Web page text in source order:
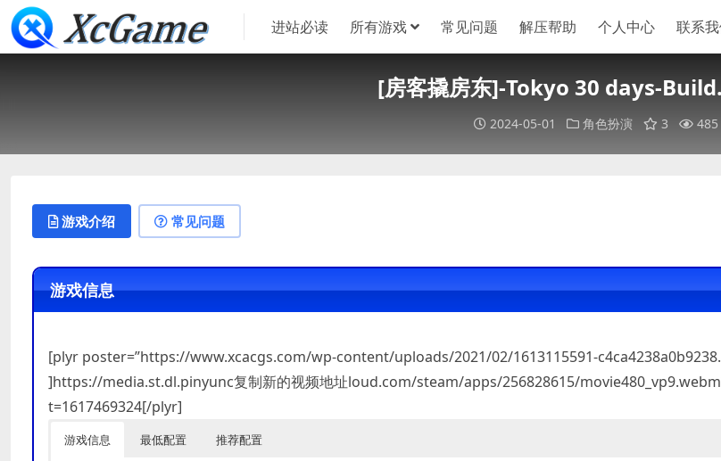
进站必读 所有游戏 常见问题 解压帮助 个人中心 联系
[房客撬房东]-Tokyo 30 days-
2024-05-01 角色扮演 3 485
游戏介绍 常见问题
游戏信息
[plyr poster=”https://www.xcacgs.com/wp-content/uploads/2021/02/1613115591-
]https://media.st.dl.pinyunc复制新的视频地址loud.com/steam/apps/256828615/
t=1617469324[/plyr]
游戏信息 最低配置 推荐配置